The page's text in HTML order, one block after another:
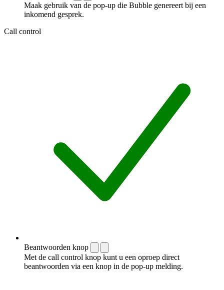
Maak gebruik van de pop-up die Bubble genereert bij een
inkomend gesprek.
Call control
Beantwoorden knop
Met de call control knop kunt u een oproep direct
beantwoorden via een knop in de pop-up melding.